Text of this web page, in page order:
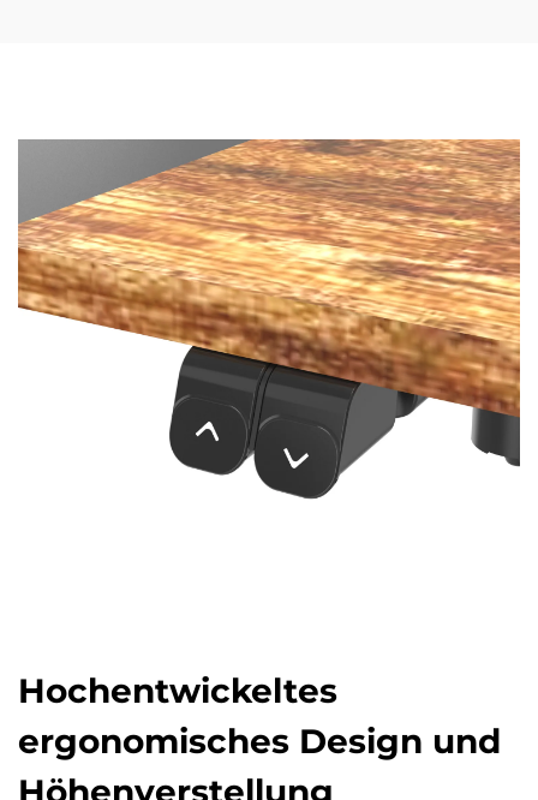
Hochentwickeltes
ergonomisches Design und
Höhenverstellung